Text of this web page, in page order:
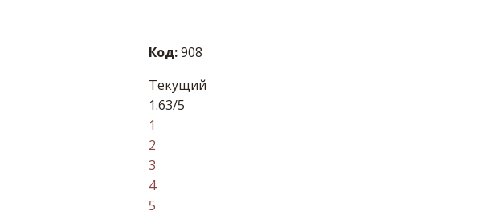
Код:908
Текущий
1.63/5
1
2
3
4
5